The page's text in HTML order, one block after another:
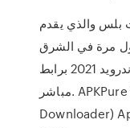
بلس والذي يقدم
مرة في الشرق
الأوسط لجميع الهواتف ايفون، اندرويد 2021 برابط
مباشر. APKPure Features. APKPure (APK
Downloader)